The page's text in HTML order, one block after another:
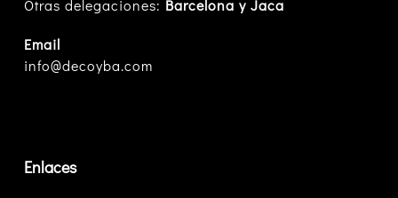
Otras delegaciones: Barcelona y Jaca
Email
info@decoyba.com
Enlaces